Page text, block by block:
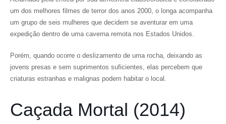
um dos melhores filmes de terror dos anos 2000, o longa acompanha
um grupo de seis mulheres que decidem se aventurar em uma
expedição dentro de uma caverna remota nos Estados Unidos.
Porém, quando ocorre o deslizamento de uma rocha, deixando as
jovens presas e sem suprimentos suficientes, elas percebem que
criaturas estranhas e malignas podem habitar o local.
Caçada Mortal (2014)